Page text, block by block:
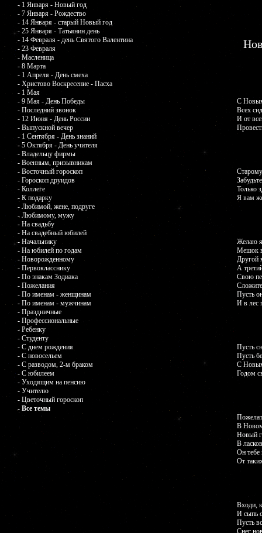
- 1 Января - Новый год
- 7 Января - Рождество
- 14 Января - старый Новый год
- 25 Января - Татьянин день
- 14 Февраля - день Святого Валентина
- 23 Февраля
- Масленица
- 8 Марта
- 1 Апреля - День смеха
- Христово Воскресение - Пасха
- 1 Мая
- 9 Мая - День Победы
- Последний звонок
- 12 Июня - День России
- Выпускной вечер
- 1 Сентября - День знаний
- 5 Октября - День учителя
- Владельцу фирмы
- Военным, призывникам
- Восточный гороскоп
- Гороскоп друидов
- Коллеге
- К подарку
- Любимой, жене, подруге
- Любимому, мужу
- На свадьбу
- На свадебный юбилей
- Начальнику
- На юбилей по годам
- Новорожденному
- Первокласснику
- По знакам Зодиака
- Пожелания
- По именам - женщинам
- По именам - мужчинам
- Праздничные
- Профессиональные
- Ребенку
- Студенту
- С днем рождения
- С новосельем
- С разводом, 2-м браком
- С юбилеем
- Уходящим на пенсию
- Учителю
- Цветочный гороскоп
- Все темы
С
Всех
И от
Старому
Только
Я вам
Желаю
Мешок
Другой
А
Свою
Пусть
И в лес
Пусть
Пусть
С
Годом
В
Новый
В
Он тебе
От
Входи,
И сыпь
Пусть
Снег